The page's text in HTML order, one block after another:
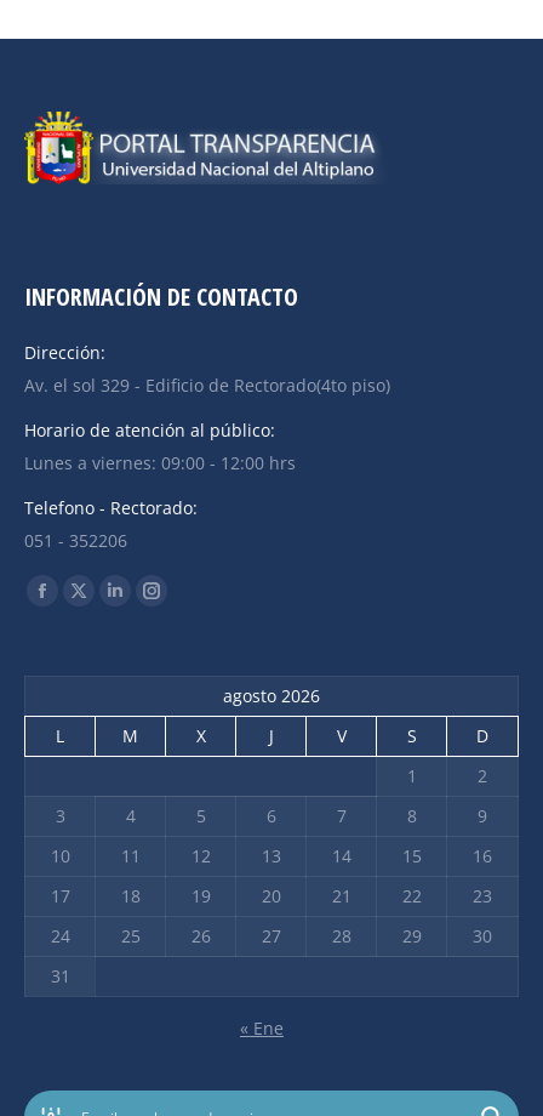
INFORMACIÓN DE CONTACTO
Dirección:
Av. el sol 329 - Edificio de Rectorado(4to piso)
Horario de atención al público:
Lunes a viernes: 09:00 - 12:00 hrs
Telefono - Rectorado:
051 - 352206
Find us on:
agosto 2026
L
M X J V S
D
1
2
3
4 5 6 7 8
9
10
11 12 13 14 15
16
17
18 19 20 21 22
23
24
25 26 27 28 29
30
31
« Ene